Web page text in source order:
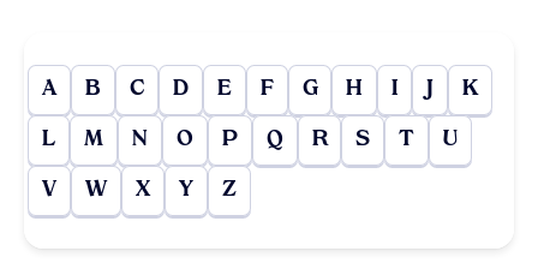
A B C D E F G H I J K
L M N O P Q R S T U
V W X Y Z